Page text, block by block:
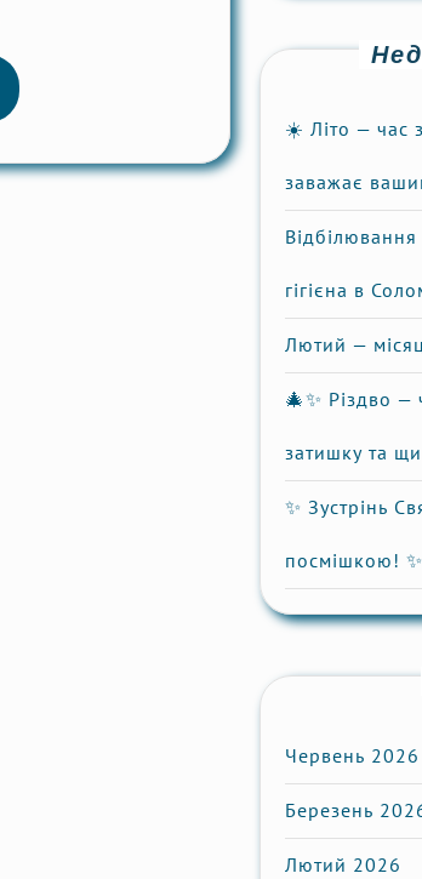
☀️ Літо — час
заважає
Відбілювання
гігієна в
Лютий —
🎄✨ Різдво —
затишку та
✨ Зустрінь
посмішкою! ✨
Червень 2026
Березень
Лютий 2026